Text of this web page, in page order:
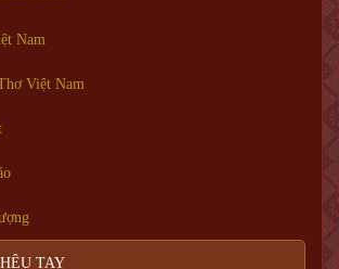
Nam
Việt Nam
TAY